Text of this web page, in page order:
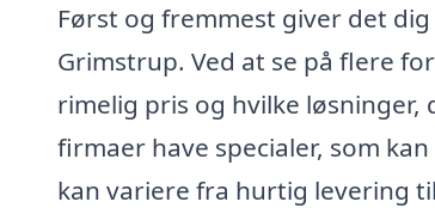
Først og fremmest giver det
Grimstrup. Ved at se på flere
rimelig pris og hvilke
firmaer have specialer, som
kan variere fra hurtig levering